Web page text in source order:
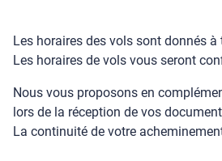
Les horaires des vols sont donnés
Les horaires de vols vous seront
Nous vous proposons en
lors de la réception de vos
La continuité de votre